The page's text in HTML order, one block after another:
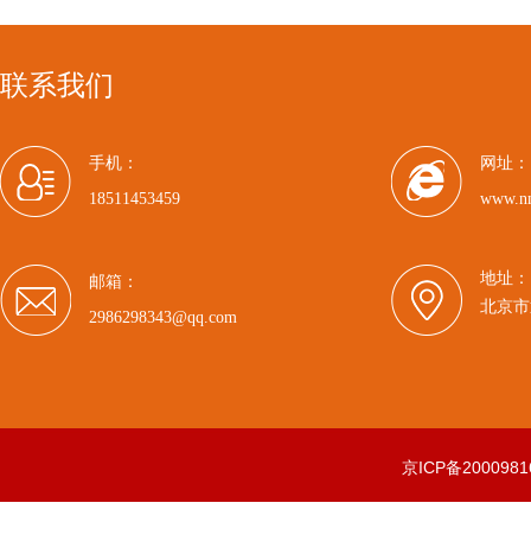
联系我们
手机：
18511453459
网址：
邮箱：
2986298343@qq.com
地址：
北京
京ICP备